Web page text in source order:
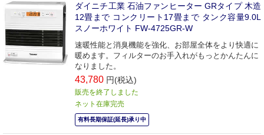
ダイニチ工業 石油ファンヒーター GRタイプ 木造
12畳まで コンクリート17畳まで タンク容量9.0L
スノーホワイト FW-4725GR-W
速暖性能と消臭機能を強化、お部屋全体をより快適に
暖めます。フィルターのお手入れがもっとかんたんに
なりました。
43,780 円(税込)
販売を終了しました
ネット在庫完売
有料長期保証(延長)承り中